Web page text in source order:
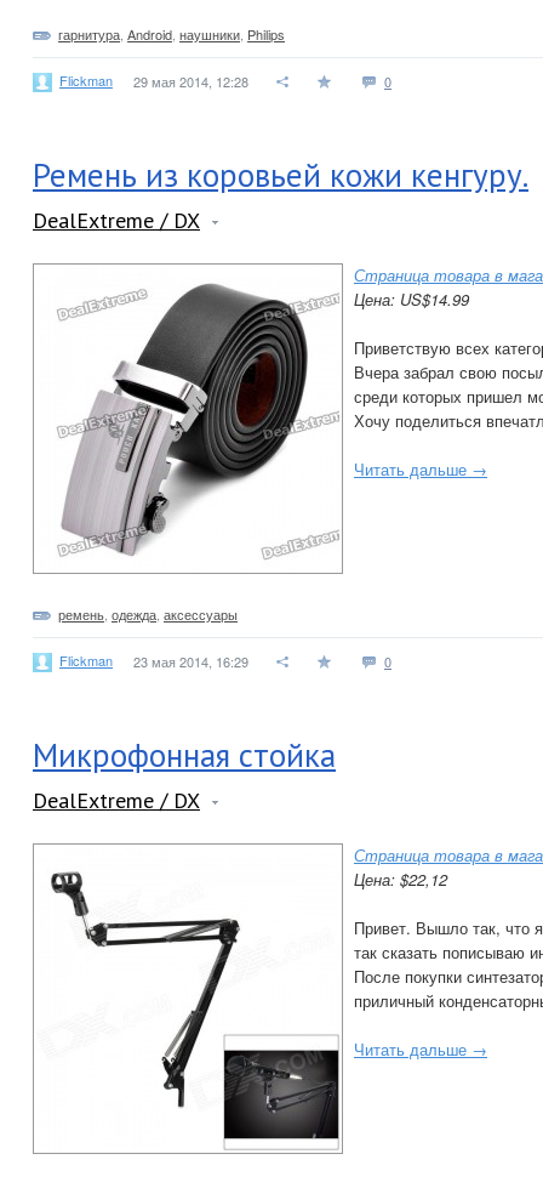
гарнитура Android наушники Philips
Flickman 29 мая 2014, 12:28 0
Ремень из коровьей кожи кенгуру.
DealExtreme / DX
Страница товара в
Цена: US$14.99
Приветствую всех
Вчера забрал свою
среди которых пришел
Хочу поделиться
Читать дальше →
ремень одежда аксессуары
Flickman 23 мая 2014, 16:29 0
Микрофонная стойка
DealExtreme / DX
Страница товара в
Цена: $22,12
Привет. Вышло так, что
так сказать пописываю
После покупки
приличный
Читать дальше →